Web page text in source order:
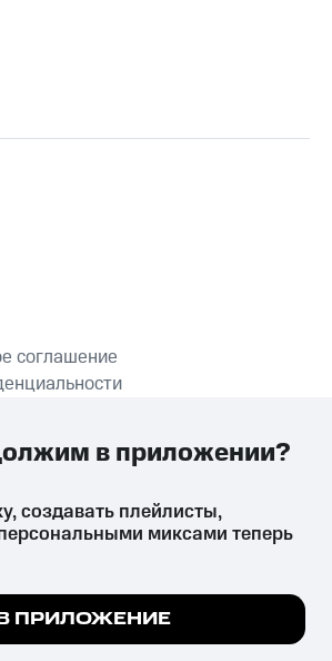
ПРИЛОЖЕНИЕ
соглашение
их аналогов причиняет вред здоровью,
запрещён и влечёт установленную
куки, чтобы на сайте все
создавать плейлисты,
миксами теперь
ПРИЛОЖЕНИЕ